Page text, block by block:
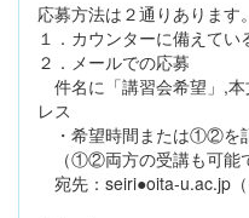
応募方法は２通りあります。
１．カウンターに備えて
２．メールでの応募
件名に「講習会希望」,
レス
・希望時間または①②を
（①②両方の受講も可能
宛先：seiri●oita-u.ac.jp（